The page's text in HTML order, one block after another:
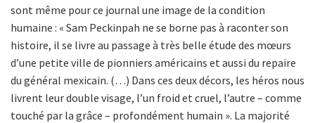
sont même pour ce journal une image de la condition
humaine : « Sam Peckinpah ne se borne pas à raconter son
histoire, il se livre au passage à très belle étude des mœurs
d’une petite ville de pionniers américains et aussi du repaire
du général mexicain. (…) Dans ces deux décors, les héros nous
livrent leur double visage, l’un froid et cruel, l’autre – comme
touché par la grâce – profondément humain ». La majorité